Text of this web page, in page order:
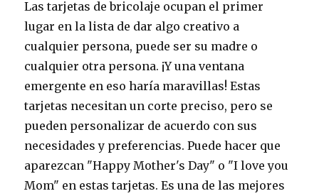
Las tarjetas de bricolaje ocupan el primer
lugar en la lista de dar algo creativo a
cualquier persona, puede ser su madre o
cualquier otra persona. ¡Y una ventana
emergente en eso haría maravillas! Estas
tarjetas necesitan un corte preciso, pero se
pueden personalizar de acuerdo con sus
necesidades y preferencias. Puede hacer que
aparezcan "Happy Mother's Day" o "I love you
Mom" en estas tarjetas. Es una de las mejores